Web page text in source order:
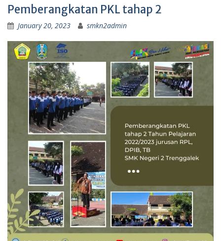
Pemberangkatan PKL tahap 2
January 20, 2023 smkn2admin